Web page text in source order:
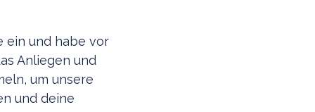
ein und habe vor
Anliegen und
um unsere
und deine